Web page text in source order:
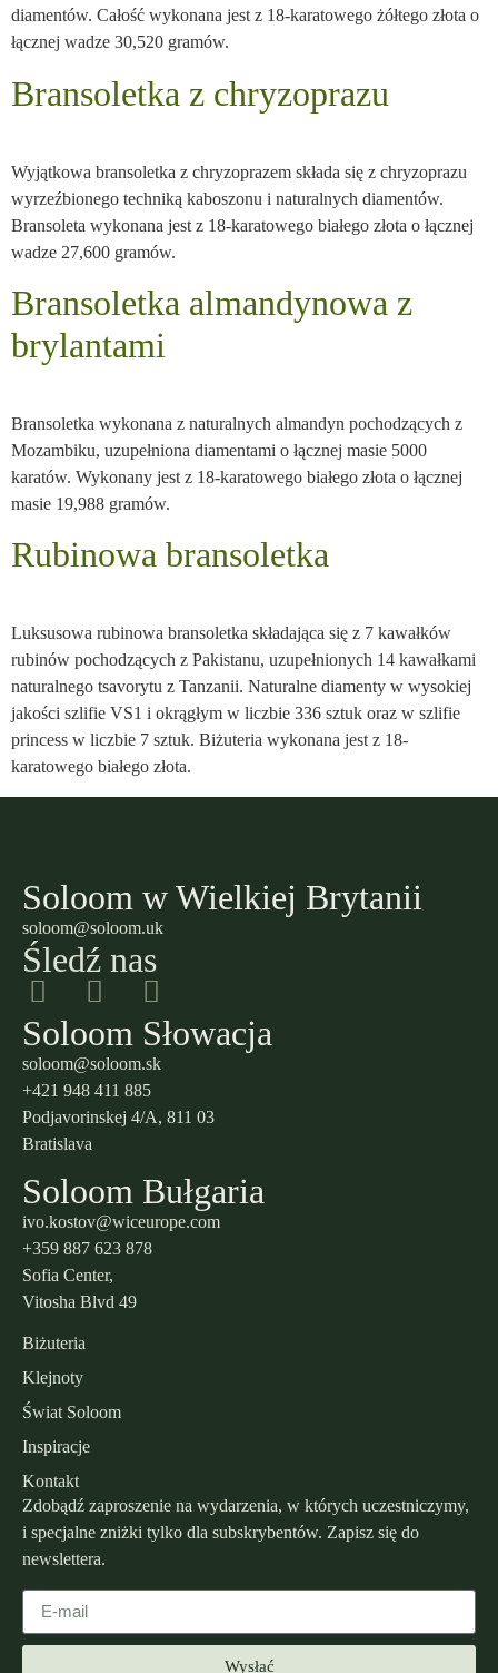
diamentów. Całość wykonana jest z 18-karatowego żółtego złota o
łącznej wadze 30,520 gramów.
Bransoletka z chryzoprazu
Wyjątkowa bransoletka z chryzoprazem składa się z chryzoprazu
wyrzeźbionego techniką kaboszonu i naturalnych diamentów.
Bransoleta wykonana jest z 18-karatowego białego złota o łącznej
wadze 27,600 gramów.
Bransoletka almandynowa z
brylantami
Bransoletka wykonana z naturalnych almandyn pochodzących z
Mozambiku, uzupełniona diamentami o łącznej masie 5000
karatów. Wykonany jest z 18-karatowego białego złota o łącznej
masie 19,988 gramów.
Rubinowa bransoletka
Luksusowa rubinowa bransoletka składająca się z 7 kawałków
rubinów pochodzących z Pakistanu, uzupełnionych 14 kawałkami
naturalnego tsavorytu z Tanzanii. Naturalne diamenty w wysokiej
jakości szlifie VS1 i okrągłym w liczbie 336 sztuk oraz w szlifie
princess w liczbie 7 sztuk. Biżuteria wykonana jest z 18-
karatowego białego złota.
Soloom w Wielkiej Brytanii
soloom@soloom.uk
Śledź nas
Soloom Słowacja
soloom@soloom.sk
+421 948 411 885
Podjavorinskej 4/A, 811 03
Bratislava
Soloom Bułgaria
ivo.kostov@wiceurope.com
+359 887 623 878
Sofia Center,
Vitosha Blvd 49
Biżuteria
Klejnoty
Świat Soloom
Inspiracje
Kontakt
Zdobądź zaproszenie na wydarzenia, w których uczestniczymy,
i specjalne zniżki tylko dla subskrybentów. Zapisz się do
newslettera.
Wysłać